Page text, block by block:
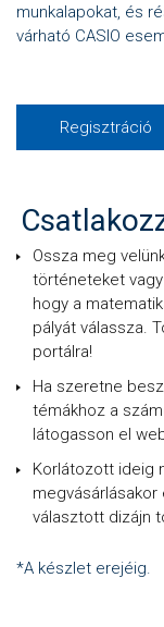
munkalapokat, és
várható CASIO
Regisztráció
Ossza meg
történeteket
hogy a
pályát válassza.
portálra!
Ha szeretne
témákhoz a
látogasson el
Korlátozott ideig
megvásárlásakor
választott dizájn
*A készlet erejéig.